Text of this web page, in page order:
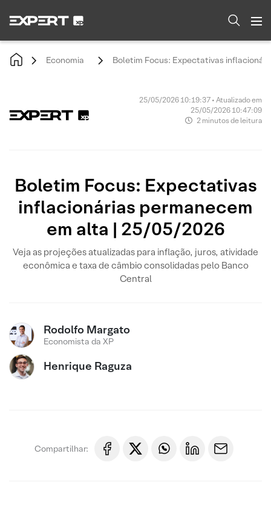
Economia Boletim Focus: Expectativas
25/05/2026 10:19:37 • Atualizado em
25/05/2026 10:47:09
2 minutos de leitura
Boletim Focus: Expectativas
inflacionárias permanecem
em alta | 25/05/2026
Veja as projeções atualizadas para inflação, juros, atividade
econômica e taxa de câmbio consolidadas pelo Banco
Central
Rodolfo Margato
Economista da XP
Henrique Raguza
Compartilhar: